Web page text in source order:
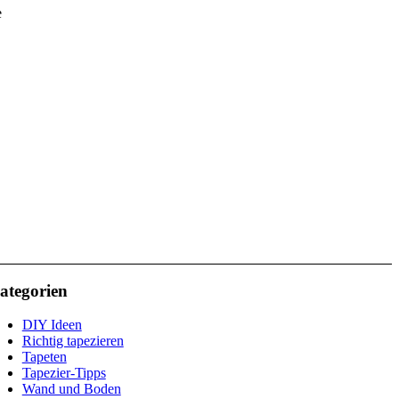
DIY Ideen
Richtig tapezieren
Tapeten
Tapezier-Tipps
Wand und Boden